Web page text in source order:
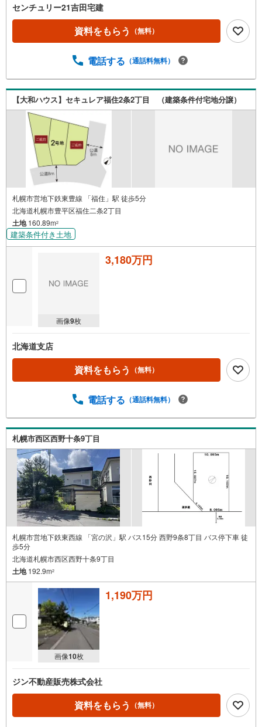
センチュリー21吉田宅建
資料をもらう （無料）
電話する （通話料無料）
【大和ハウス】セキュレア福住2条2丁目 （建築条件付宅地分譲）
札幌市営地下鉄東豊線 「福住」駅 徒歩5分
北海道札幌市豊平区福住二条2丁目
土地160.89m2
建築条件付き土地
画像9枚
3,180万円
北海道支店
資料をもらう （無料）
電話する （通話料無料）
札幌市西区西野十条9丁目
札幌市営地下鉄東西線 「宮の沢」駅 バス15分 西野9条8丁目 バス停下車 徒
歩5分
北海道札幌市西区西野十条9丁目
土地192.9m2
画像10枚
1,190万円
ジン不動産販売株式会社
資料をもらう （無料）